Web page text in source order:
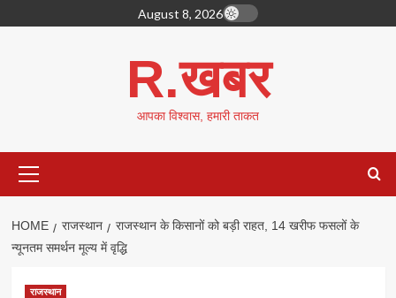
to
August 8, 2026
R.खबर
आपका विश्वास, हमारी ताकत
Menu
HOME राजस्थान
राजस्थान के किसानों को बड़ी राहत, 14 खरीफ फसलों के
न्यूनतम समर्थन मूल्य में वृद्धि
राजस्थान